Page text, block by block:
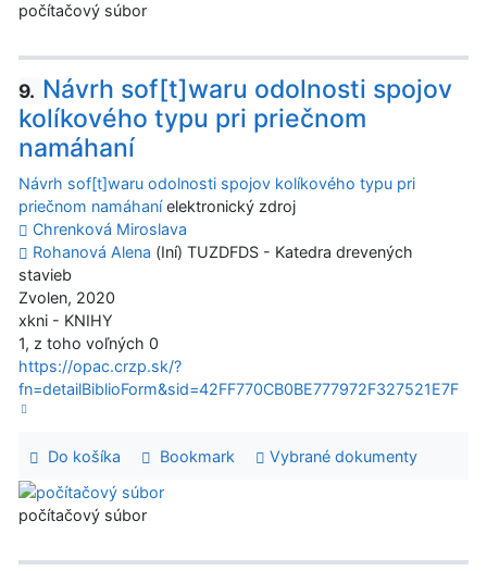
počítačový súbor
9. Návrh sof[t]waru odolnosti spojov
kolíkového typu pri priečnom
namáhaní
Návrh sof[t]waru odolnosti spojov kolíkového typu pri
priečnom namáhaníelektronický zdroj
Chrenková Miroslava
Rohanová Alena (Iní) TUZDFDS - Katedra drevených
stavieb
Zvolen, 2020
xkni - KNIHY
1, z toho voľných 0
https://opac.crzp.sk/?
fn=detailBiblioForm&sid=42FF770CB0BE777972F327521E7F
Do košíka Bookmark Vybrané dokumenty
počítačový súbor